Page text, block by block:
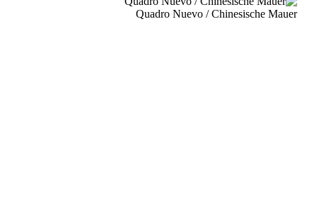
Quadro Nuevo / Chinesische Mauer